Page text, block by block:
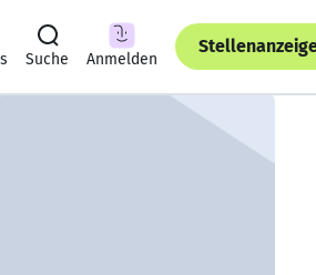
Suche Anmelden